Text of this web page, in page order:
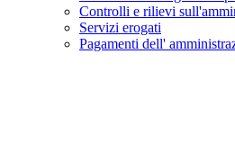
Controlli e rilievi
Servizi erogati
Pagamenti dell'